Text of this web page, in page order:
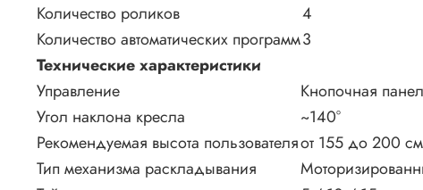
Количество роликов
4
Количество автоматических программ3
Технические характеристики
Управление
Кнопочная
Угол наклона кресла
~140°
Рекомендуемая высота пользователяот 155 до 200 см
Тип механизма раскладывания